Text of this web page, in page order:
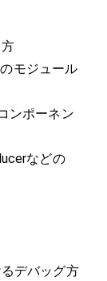
モジュール
ンポーネン
などの
デバッグ方